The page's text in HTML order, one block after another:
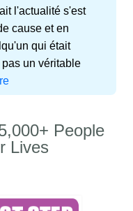
l'actualité s'est
cause et en
qui était
un véritable
People
Lives